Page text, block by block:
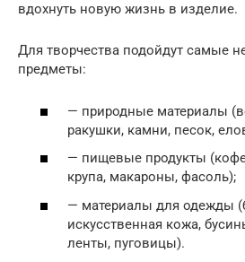
вдохнуть новую жизнь в изделие.
Для творчества подойдут самые
предметы:
— природные материалы
ракушки, камни, песок,
— пищевые продукты
крупа, макароны, фасоль);
— материалы для одежды
искусственная кожа,
ленты, пуговицы).